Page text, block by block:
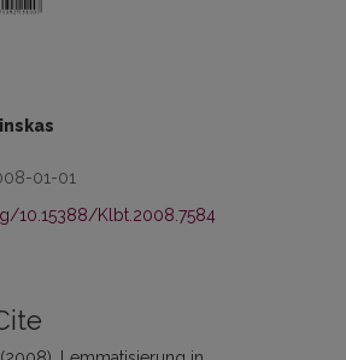
01-01
10.15388/Klbt.2008.7584